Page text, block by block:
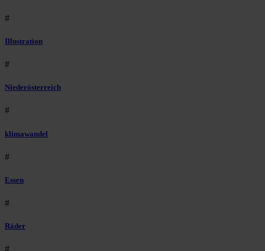
#
Illustration
#
Niederösterreich
#
klimawandel
#
Essen
#
Räder